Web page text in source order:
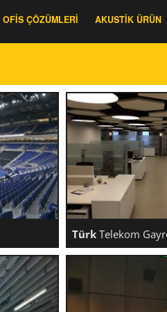
OFIS ÇÖZÜMLERI AKUSTIK ÜRÜN
TÜRK TELEKOM
TürkTelekom